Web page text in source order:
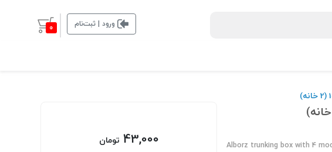
ورود | ثبت‌نام 0
Alborz trunking box with 4
43,000 تومان